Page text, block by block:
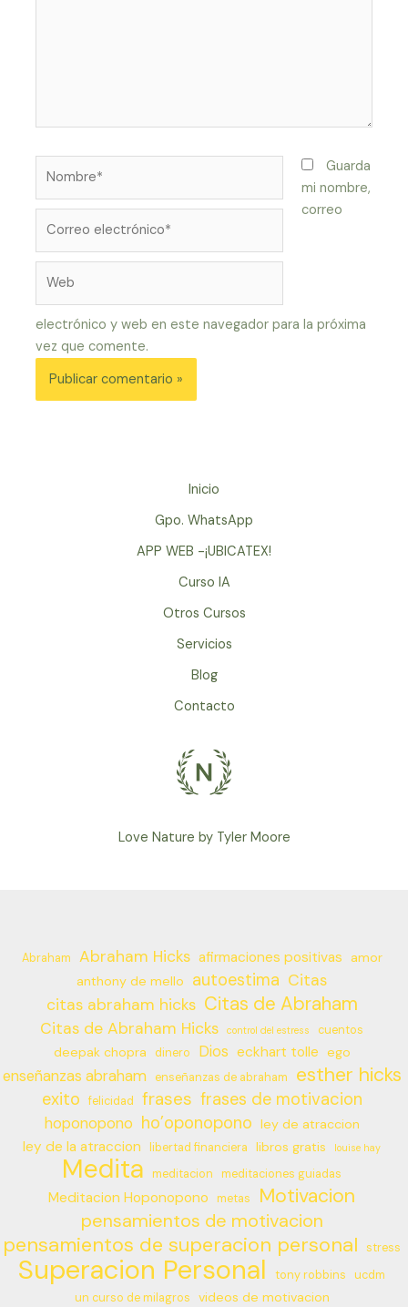
Guarda
mi nombre,
correo
electrónico y web en este navegador para la próxima
vez que comente.
Inicio
Gpo. WhatsApp
APP WEB -¡UBICATEX!
Curso IA
Otros Cursos
Servicios
Blog
Contacto
Love Nature by Tyler Moore
Abraham Abraham Hicks afirmaciones positivas
amor
anthony de mello
autoestima Citas
citas abraham hicks Citas de Abraham
Citas de Abraham Hicks control del estress cuentos
deepak chopra dinero Dios eckhart tolle ego
enseñanzas abraham enseñanzas de abraham esther hicks
exito felicidad frases frases de motivacion
hoponopono ho’oponopono ley de atraccion
ley de la atraccion libertad financiera libros gratis louise hay
Medita meditacion meditaciones guiadas
Meditacion Hoponopono metas Motivacion
pensamientos de motivacion
pensamientos de superacion personal stress
Superacion Personal tony robbins
ucdm
un curso de milagros
videos de motivacion